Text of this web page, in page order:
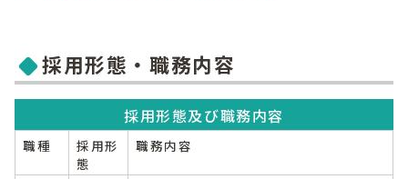
採用形態・職務内容
採用形態及び職務内容
職種
採用形
態
職務内容